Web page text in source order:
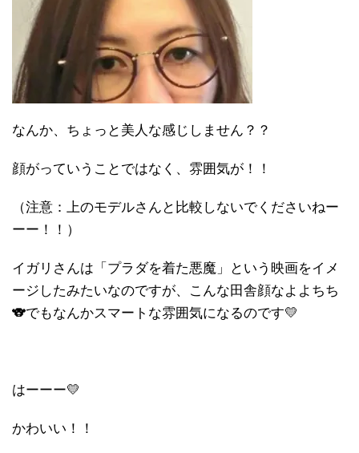
なんか、ちょっと美人な感じしません？？
顔がっていうことではなく、雰囲気が！！
（注意：上のモデルさんと比較しないでくださいねー
ーー！！）
イガリさんは「プラダを着た悪魔」という映画をイメ
ージしたみたいなのですが、こんな田舎顔なよよちち
🐨でもなんかスマートな雰囲気になるのです💛
はーーー💛
かわいい！！